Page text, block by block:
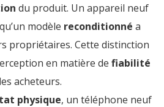
du produit. Un appareil neuf
modèle reconditionné a
propriétaires. Cette distinction
en matière de fiabilité
acheteurs.
physique, un téléphone neuf